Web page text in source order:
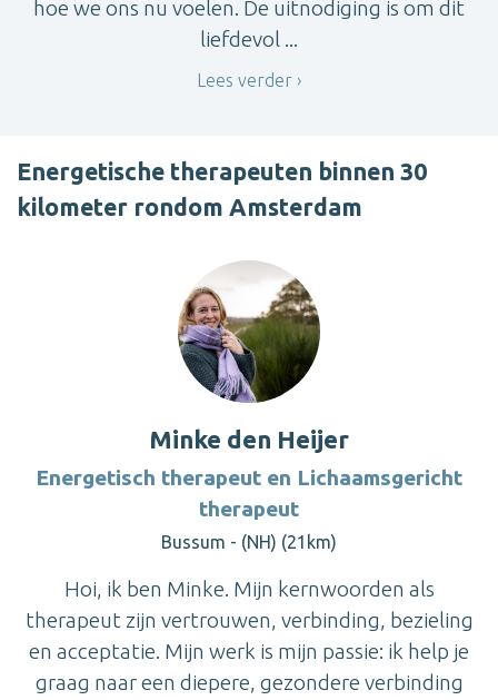
hoe we ons nu voelen. De uitnodiging is om dit
liefdevol ...
Lees verder
Energetische therapeuten binnen 30
kilometer rondom Amsterdam
Minke den Heijer
Energetisch therapeut en Lichaamsgericht
therapeut
Bussum - (NH) (21km)
Hoi, ik ben Minke. Mijn kernwoorden als
therapeut zijn vertrouwen, verbinding, bezieling
en acceptatie. Mijn werk is mijn passie: ik help je
graag naar een diepere, gezondere verbinding